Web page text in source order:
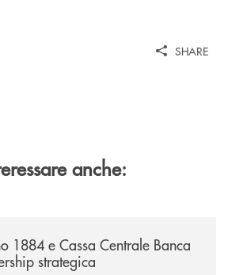
SHARE
anche:
1884 e Cassa Centrale Banca
strategica